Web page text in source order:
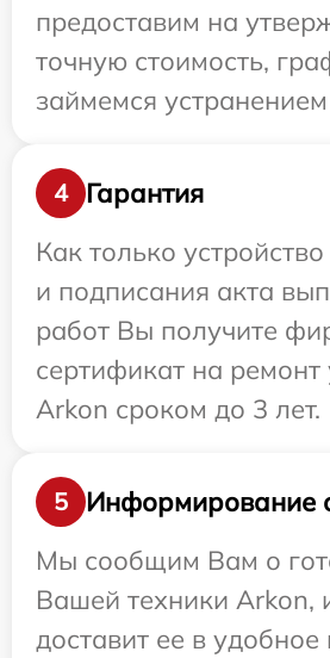
предоставим на
точную стоимость,
займемся
4
Гарантия
Как только
и подписания акта
работ Вы получите
сертификат на ремонт
Arkon сроком до 3 лет.
5
Информирование
Мы сообщим Вам о
Вашей техники Arkon,
доставит ее в удобное